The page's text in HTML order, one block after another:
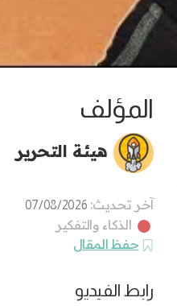
المؤلف
هيئة التحرير
آخر تحديث: 07/08/2026
الذكاء والتفكير
حفظ المقال
رابط الفيديو